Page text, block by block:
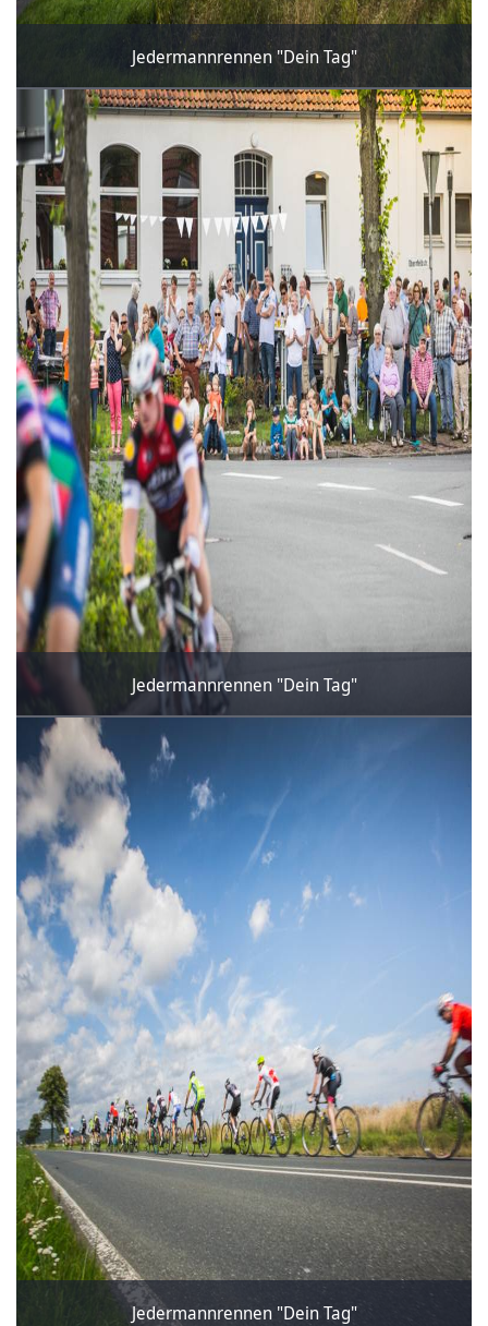
Jedermannrennen "Dein Tag"
Jedermannrennen "Dein Tag"
Jedermannrennen "Dein Tag"